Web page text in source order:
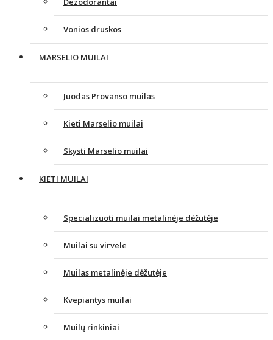
Vonios druskos
MARSELIO MUILAI
Juodas Provanso muilas
Kieti Marselio muilai
Skysti Marselio muilai
KIETI MUILAI
Specializuoti muilai metalinėje dėžutėje
Muilai su virvele
Muilas metalinėje dėžutėje
Kvepiantys muilai
Muilų rinkiniai